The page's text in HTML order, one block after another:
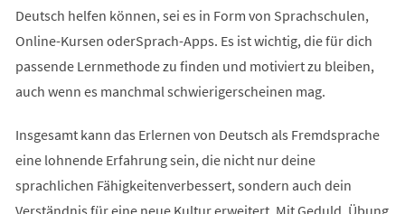
Deutsch helfen können, sei es in Form von Sprachschulen,
Online-Kursen oderSprach-Apps. Es ist wichtig, die für dich
passende Lernmethode zu finden und motiviert zu bleiben,
auch wenn es manchmal schwierigerscheinen mag.
Insgesamt kann das Erlernen von Deutsch als Fremdsprache
eine lohnende Erfahrung sein, die nicht nur deine
sprachlichen Fähigkeitenverbessert, sondern auch dein
Verständnis für eine neue Kultur erweitert. Mit Geduld, Übung